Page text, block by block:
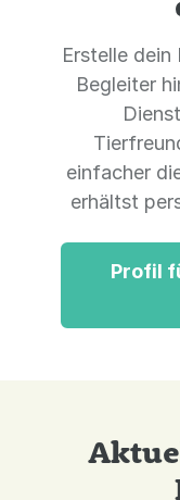
Erstelle
Begleiter
einfacher
erhältst
Profil